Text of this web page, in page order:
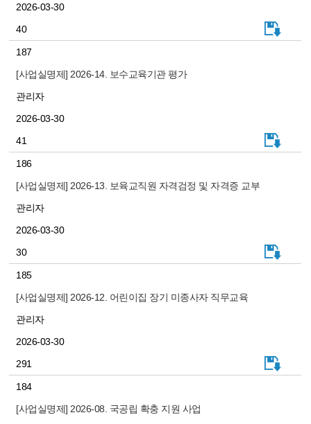
2026-03-30
40
187
[사업실명제] 2026-14. 보수교육기관 평가
관리자
2026-03-30
41
186
[사업실명제] 2026-13. 보육교직원 자격검정 및 자격증 교부
관리자
2026-03-30
30
185
[사업실명제] 2026-12. 어린이집 장기 미종사자 직무교육
관리자
2026-03-30
291
184
[사업실명제] 2026-08. 국공립 확충 지원 사업